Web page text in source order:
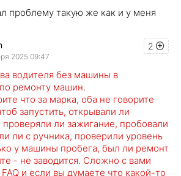
проблему такую же как и у меня
2
2025 09:47
водителя без машины в
ремонту машин.
что за марка, оба не говорите
запустить, открывали ли
ли зажигание, пробовали
ли с ручника, проверили уровень
у машины пробега, был ли ремонт
- не заводится. Сложно с вами
FAQ и если вы думаете что какой-то